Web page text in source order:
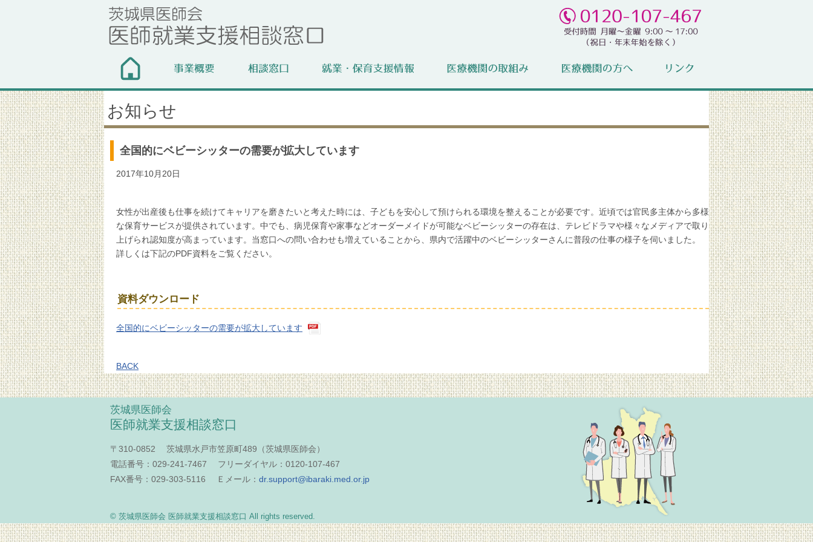
お知らせ
全国的にベビーシッターの需要が拡大しています
2017年10月20日
女性が出産後も仕事を続けてキャリアを磨きたいと考えた時には、子どもを安心して預けられる環境を整えることが必要です。近頃では官民多主体から多様
な保育サービスが提供されています。中でも、病児保育や家事などオーダーメイドが可能なベビーシッターの存在は、テレビドラマや様々なメディアで取り
上げられ認知度が高まっています。当窓口への問い合わせも増えていることから、県内で活躍中のベビーシッターさんに普段の仕事の様子を伺いました。
詳しくは下記のPDF資料をご覧ください。
資料ダウンロード
全国的にベビーシッターの需要が拡大しています
BACK
茨城県医師会
医師就業支援相談窓口
〒310-0852 茨城県水戸市笠原町489（茨城県医師会）
電話番号：029-241-7467 フリーダイヤル：0120-107-467
FAX番号：029-303-5116 Ｅメール： dr.support@ibaraki.med.or.jp
© 茨城県医師会 医師就業支援相談窓口 All rights reserved.